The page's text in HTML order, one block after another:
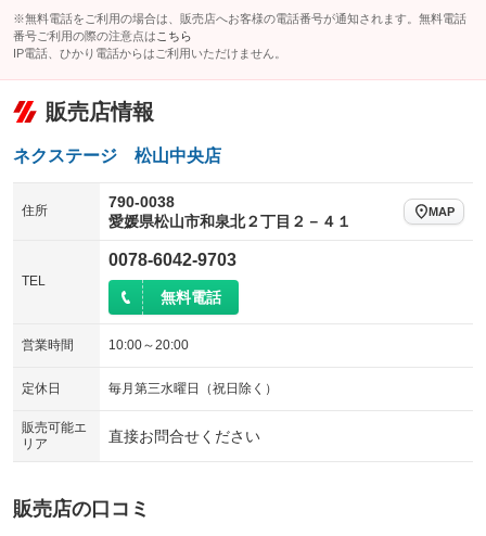
※無料電話をご利用の場合は、販売店へお客様の電話番号が通知されます。無料電話
番号ご利用の際の注意点は こちら
IP電話、ひかり電話からはご利用いただけません。
販売店情報
ネクステージ 松山中央店
住所
790-0038
愛媛県松山市和泉北２丁目２－４１
MAP
TEL
0078-6042-9703
無料電話
営業時間 10:00～20:00
定休日 毎月第三水曜日（祝日除く）
販売可能エ
リア
直接お問合せください
販売店の口コミ